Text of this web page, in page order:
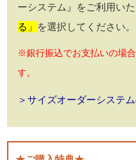
ーシステム』をご利用い
る」 を選択してください。
※銀行振込でお支払いの場
す。
＞サイズオーダーシステ